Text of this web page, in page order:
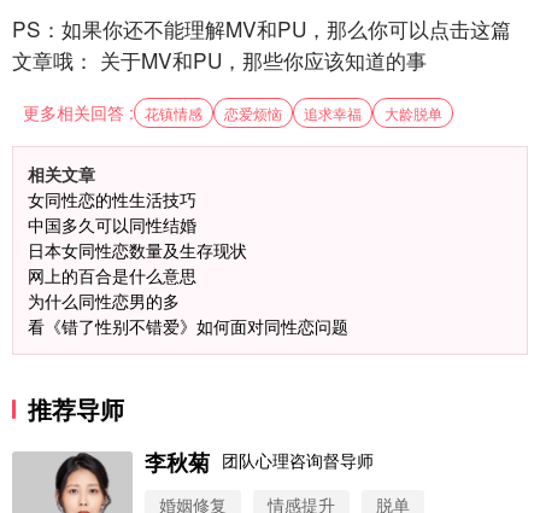
PS：如果你还不能理解MV和PU，那么你可以点击这篇
文章哦： 关于MV和PU，那些你应该知道的事
更多相关回答 : 花镇情感 恋爱烦恼 追求幸福 大龄脱单
相关文章
女同性恋的性生活技巧
中国多久可以同性结婚
日本女同性恋数量及生存现状
网上的百合是什么意思
为什么同性恋男的多
看《错了性别不错爱》如何面对同性恋问题
推荐导师
李秋菊 团队心理咨询督导师
婚姻修复
情感提升 脱单
案